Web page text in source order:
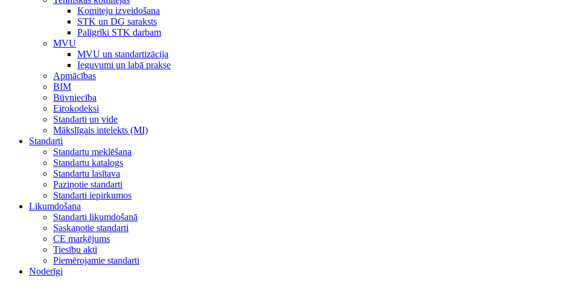
Komiteju izveidošana
STK un DG saraksts
Palīgrīki STK darbam
MVU
MVU un standartizācija
Ieguvumi un labā prakse
Apmācības
BIM
Būvniecība
Eirokodeksi
Standarti un vide
Mākslīgais intelekts (MI)
Standarti
Standartu meklēšana
Standartu katalogs
Standartu lasītava
Paziņotie standarti
Standarti iepirkumos
Likumdošana
Standarti likumdošanā
Saskaņotie standarti
CE marķējums
Tiesību akti
Piemērojamie standarti
Noderīgi